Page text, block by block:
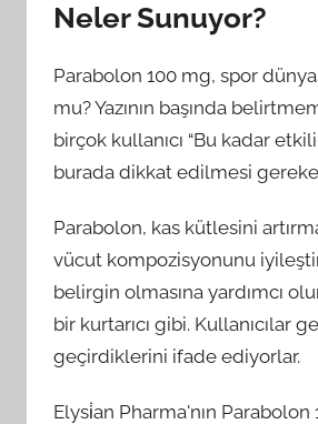
Neler Sunuyor?
Parabolon 100 mg, spor
mu? Yazının başında
birçok kullanıcı “Bu kadar
burada dikkat edilmesi
Parabolon, kas kütlesini
vücut kompozisyonunu
belirgin olmasına yardımcı
bir kurtarıcı gibi.
geçirdiklerini ifade ediyorlar.
Elysi̇an Pharma'nın